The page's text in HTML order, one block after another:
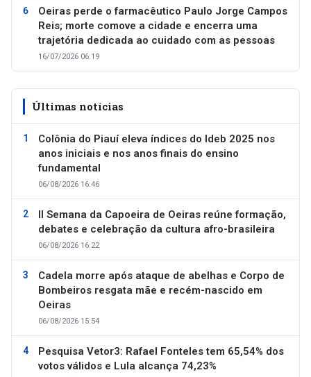
Oeiras perde o farmacêutico Paulo Jorge Campos
Reis; morte comove a cidade e encerra uma
trajetória dedicada ao cuidado com as pessoas
16/07/2026 06:19
Últimas notícias
Colônia do Piauí eleva índices do Ideb 2025 nos
anos iniciais e nos anos finais do ensino
fundamental
06/08/2026 16:46
II Semana da Capoeira de Oeiras reúne formação,
debates e celebração da cultura afro-brasileira
06/08/2026 16:22
Cadela morre após ataque de abelhas e Corpo de
Bombeiros resgata mãe e recém-nascido em
Oeiras
06/08/2026 15:54
Pesquisa Vetor3: Rafael Fonteles tem 65,54% dos
votos válidos e Lula alcança 74,23%